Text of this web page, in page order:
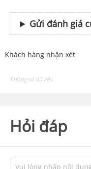
Gửi đánh giá
Khách hàng nhận xét
Không có dữ liệu
Hỏi đáp